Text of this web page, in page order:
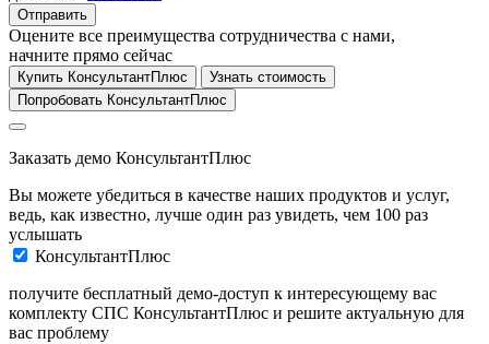
Отправить
Оцените все преимущества сотрудничества с нами,
начните прямо сейчас
Купить КонсультантПлюс
Узнать стоимость
Попробовать КонсультантПлюс
Заказать демо КонсультантПлюс
Вы можете убедиться в качестве наших продуктов и услуг,
ведь, как известно, лучше один раз увидеть, чем 100 раз
услышать
КонсультантПлюс
получите бесплатный демо-доступ к интересующему вас
комплекту СПС КонсультантПлюс и решите актуальную для
вас проблему